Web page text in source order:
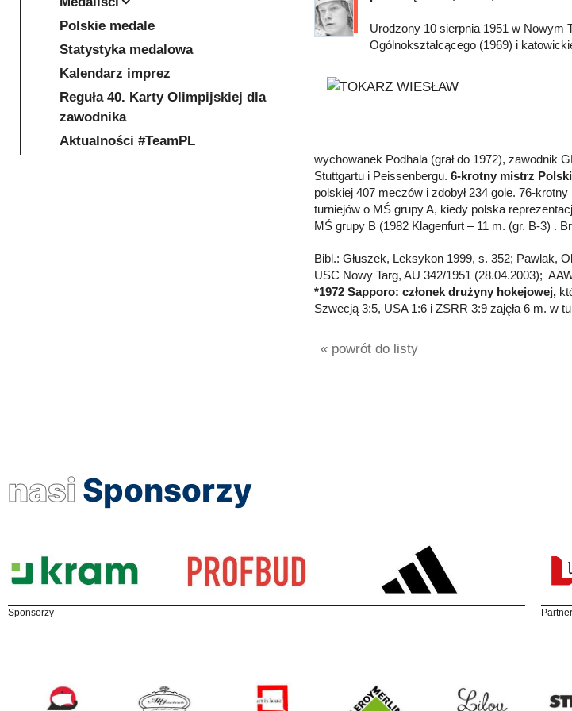
Urodzony 10 sierpnia 1951 w Nowym
Ogólnokształcącego (1969) i
wychowanek Podhala (grał do 1972), zawodnik
Stuttgartu i Peissenbergu. 6-krotny mistrz Polski
polskiej 407 meczów i zdobył 234 gole. 76-
turniejów o MŚ grupy A, kiedy polska
MŚ grupy B (1982 Klagenfurt – 11 m. (gr. B-3) .
Bibl.: Głuszek, Leksykon 1999, s. 352; Pawlak,
USC Nowy Targ, AU 342/1951 (28.04.2003);
*1972 Sapporo: członek drużyny hokejowej,
Szwecją 3:5, USA 1:6 i ZSRR 3:9 zajęła 6 m. w
« powrót do listy
Polskie medale
Statystyka medalowa
Kalendarz imprez
Reguła 40. Karty Olimpijskiej dla
zawodnika
Aktualności #TeamPL
nasi Sponsorzy
Sponsorzy